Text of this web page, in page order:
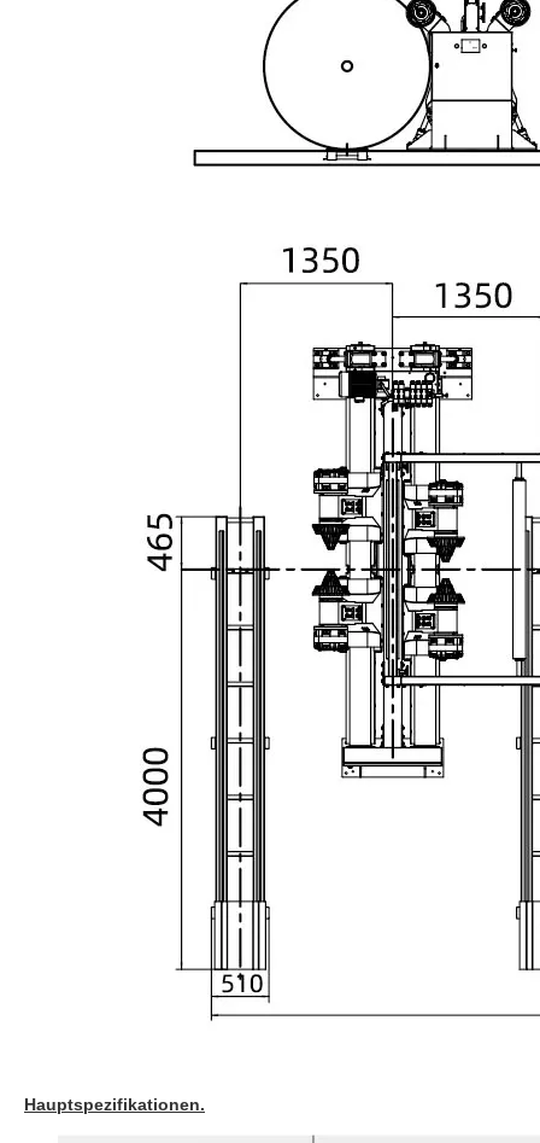
Hauptspezifikationen.